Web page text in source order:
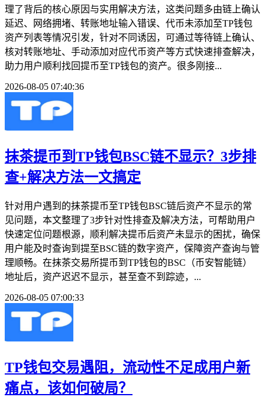
理了背后的核心原因与实用解决方法，这类问题多由链上确认
延迟、网络拥堵、转账地址输入错误、代币未添加至TP钱包
资产列表等情况引发，针对不同诱因，可通过等待链上确认、
核对转账地址、手动添加对应代币资产等方式快速排查解决，
助力用户顺利找回提币至TP钱包的资产。很多刚接...
2026-08-05 07:40:36
抹茶提币到TP钱包BSC链不显示？3步排
查+解决方法一文搞定
针对用户遇到的抹茶提币至TP钱包BSC链后资产不显示的常
见问题，本文整理了3步针对性排查及解决方法，可帮助用户
快速定位问题根源，顺利解决提币后资产未显示的困扰，确保
用户能及时查询到提至BSC链的数字资产，保障资产查询与管
理顺畅。在抹茶交易所提币到TP钱包的BSC（币安智能链）
地址后，资产迟迟不显示，甚至查不到踪迹，...
2026-08-05 07:00:33
TP钱包交易遇阻，流动性不足成用户新
痛点，该如何破局？